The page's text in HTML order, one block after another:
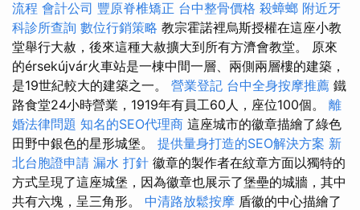
流程 會計公司 豐原脊椎矯正 台中整骨價格 殺蟑螂 附近牙
科診所查詢 數位行銷策略 教宗霍諾裡烏斯授權在這座小教
堂舉行大赦，後來這種大赦擴大到所有方濟會教堂。 原來
的érsekújvár火車站是一棟中間一層、兩側兩層樓的建築，
是19世紀較大的建築之一。 營業登記 台中全身按摩推薦 鐵
路食堂24小時營業，1919年有員工60人，座位100個。 離
婚法律問題 知名的SEO代理商 這座城市的徽章描繪了綠色
田野中銀色的星形城堡。 提供量身打造的SEO解決方案 新
北台胞證申請 漏水 打針 徽章的製作者在紋章方面以獨特的
方式呈現了這座城堡，因為徽章也展示了堡壘的城牆，其中
共有六塊，呈三角形。 中清路放鬆按摩 盾徽的中心描繪了